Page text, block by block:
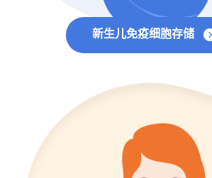
新生儿免疫细胞存储